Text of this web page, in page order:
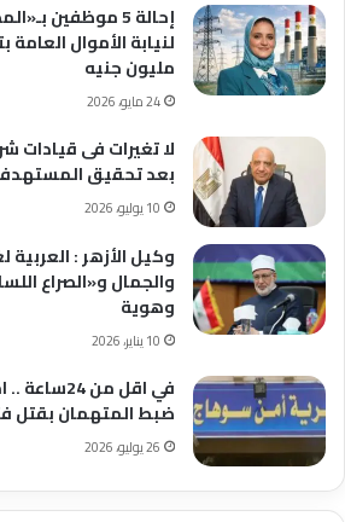
إحالة 5 موظفين
مليون جنيه
24 مايو، 2026
لا تغيرات فى قيادات
بعد تحقيق المستهدف
10 يوليو، 2026
وكيل الأزهر : العربية
والجمال و«الصراع
وهوية
10 يناير، 2026
في اقل من
ضبط المتهمان بقتل
26 يوليو، 2026